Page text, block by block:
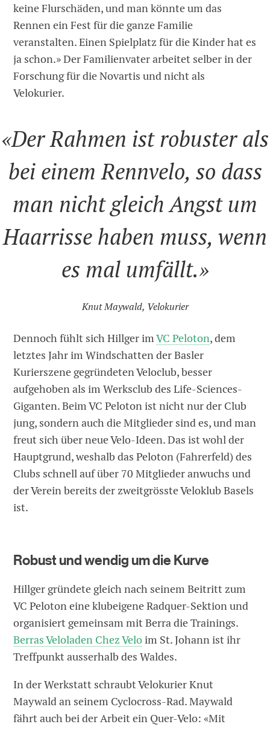
keine Flurschäden, und man könnte um das
Rennen ein Fest für die ganze Familie
veranstalten. Einen Spielplatz für die Kinder hat es
ja schon.» Der Familienvater arbeitet selber in der
Forschung für die Novartis und nicht als
Velokurier.
«Der Rahmen ist robuster als
bei einem Rennvelo, so dass
man nicht gleich Angst um
Haarrisse haben muss, wenn
es mal umfällt.»
Knut Maywald, Velokurier
Dennoch fühlt sich Hillger imVC Peloton, dem
letztes Jahr im Windschatten der Basler
Kurierszene gegründeten Veloclub, besser
aufgehoben als im Werksclub des Life-Sciences-
Giganten. Beim VC Peloton ist nicht nur der Club
jung, sondern auch die Mitglieder sind es, und man
freut sich über neue Velo-Ideen. Das ist wohl der
Hauptgrund, weshalb das Peloton (Fahrerfeld) des
Clubs schnell auf über 70 Mitglieder anwuchs und
der Verein bereits der zweitgrösste Veloklub Basels
ist.
Robust und wendig um die Kurve
Hillger gründete gleich nach seinem Beitritt zum
VC Peloton eine klubeigene Radquer-Sektion und
organisiert gemeinsam mit Berra die Trainings.
Berras Veloladen Chez Veloim St. Johann ist ihr
Treffpunkt ausserhalb des Waldes.
In der Werkstatt schraubt Velokurier Knut
Maywald an seinem Cyclocross-Rad. Maywald
fährt auch bei der Arbeit ein Quer-Velo: «Mit